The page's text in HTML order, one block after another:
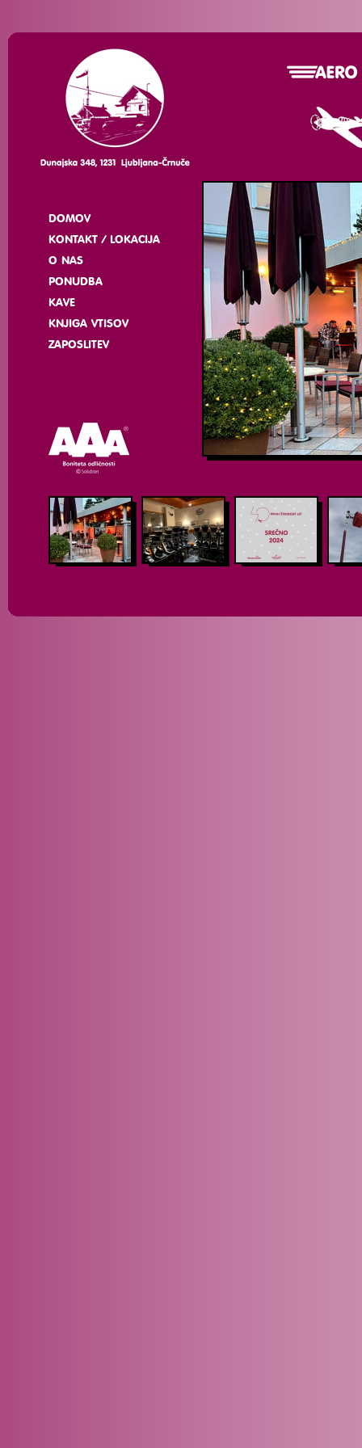
DOMOV
KONTAKT / LOKACIJA
O NAS
PONUDBA
KAVE
KNJIGA VTISOV
ZAPOSLITEV